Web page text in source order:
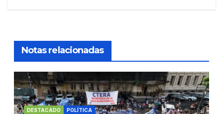
Notas relacionadas
DESTACADO POLÍTICA